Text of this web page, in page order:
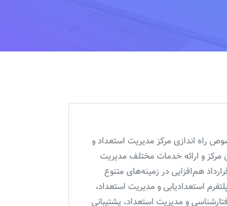
اندازی مرکز مدیریت استعداد و
مرکز و ارائه خدمات مختلف مدیریت
هم‌افزايی در زمينه‌های متنوع
استعداديابی و مديريت استعداد،
و مديريت استعداد، پشتيبانی